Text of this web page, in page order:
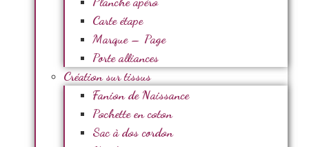
Carte étape
Marque – Page
Porte alliances
Création sur tissus
Fanion de Naissance
Pochette en coton
Sac à dos cordon